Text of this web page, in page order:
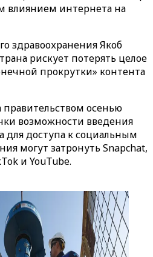
влиянием интернета на
здравоохранения Якоб
рискует потерять целое
прокрутки» контента
осенью
возможности введения
для доступа к социальным
могут затронуть Snapchat,
и YouTube.